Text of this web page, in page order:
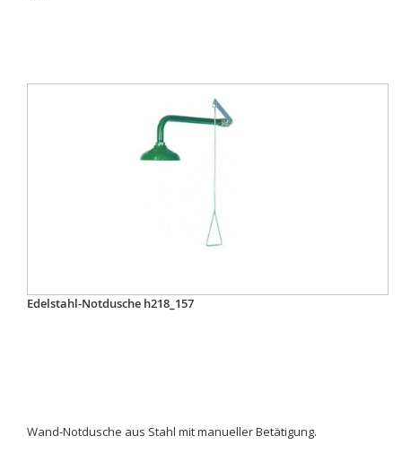
Edelstahl-Notdusche h218_157
Wand-Notdusche aus Stahl mit manueller Betätigung.